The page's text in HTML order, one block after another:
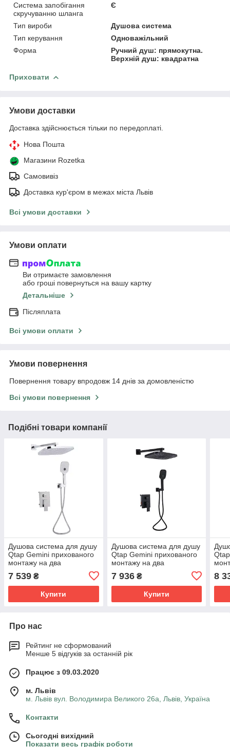
Система запобігання
скручуванню шланга
Є
Тип вироби
Душова система
Тип керування
Одноважільний
Форма
Ручний душ: прямокутна.
Верхній душ: квадратна
Приховати
Умови доставки
Доставка здійснюється тільки по передоплаті.
Нова Пошта
Магазини Rozetka
Самовивіз
Доставка кур'єром в межах міста Львів
Всі умови доставки
Умови оплати
Ви отримаєте замовлення
або гроші повернуться на вашу картку
Детальніше
Післяплата
Всі умови оплати
Умови повернення
Повернення товару впродовж 14 днів за домовленістю
Всі умови повернення
Подібні товари компанії
Душова система для душу
Qtap Gemini прихованого
монтажу на два
QTGEM113CRM45696
CRM
7 539 ₴
Купити
Душова система для душу
Qtap Gemini прихованого
монтажу на два
QTGEM113BLM45697
Black Matt
7 936₴
Купити
8
Про нас
Рейтинг не сформований
Менше 5 відгуків за останній рік
Працює з 09.03.2020
м. Львів
м. Львів вул. Володимира Великого 26а, Львів, Україна
Контакти
Сьогодні вихідний
Показати весь графік роботи